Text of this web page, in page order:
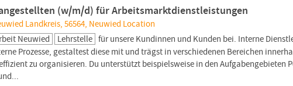
(w/m/d) für Arbeitsmarktdienstleistungen
Landkreis, 56564, Neuwied Location
Neuwied Lehrstelle für unsere Kundinnen und Kunden bei. Interne
Prozesse, gestaltest diese mit und trägst in verschiedenen Bereichen
zu organisieren. Du unterstützt beispielsweise in den Aufgabengebieten